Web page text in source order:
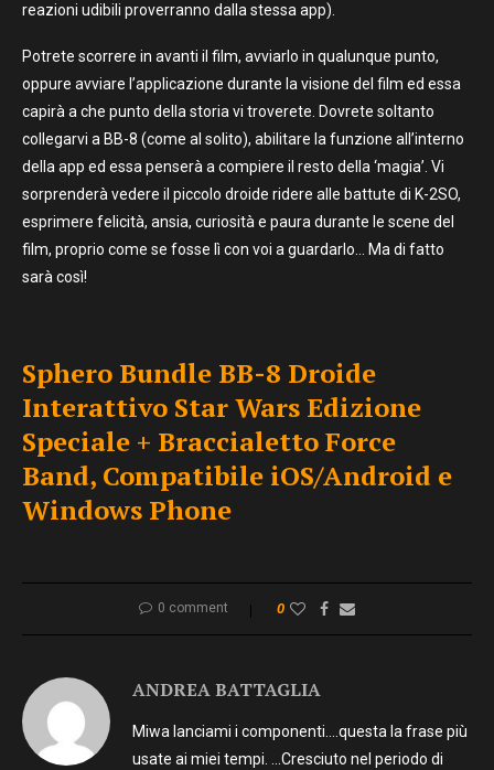
reazioni udibili proverranno dalla stessa app).
Potrete scorrere in avanti il film, avviarlo in qualunque punto,
oppure avviare l’applicazione durante la visione del film ed essa
capirà a che punto della storia vi troverete. Dovrete soltanto
collegarvi a BB-8 (come al solito), abilitare la funzione all’interno
della app ed essa penserà a compiere il resto della ‘magia’. Vi
sorprenderà vedere il piccolo droide ridere alle battute di K-2SO,
esprimere felicità, ansia, curiosità e paura durante le scene del
film, proprio come se fosse lì con voi a guardarlo… Ma di fatto
sarà così!
Sphero Bundle BB-8 Droide
Interattivo Star Wars Edizione
Speciale + Braccialetto Force
Band, Compatibile iOS/Android e
Windows Phone
0 comment 0
ANDREA BATTAGLIA
Miwa lanciami i componenti….questa la frase più
usate ai miei tempi. …Cresciuto nel periodo di